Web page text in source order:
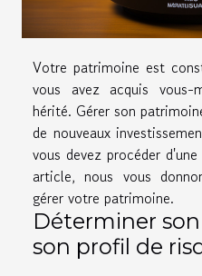
Votre patrimoine est
vous avez acquis
hérité. Gérer son
de nouveaux
vous devez procéder
article, nous vous
gérer votre patrimoine.
Déterminer
son profil de